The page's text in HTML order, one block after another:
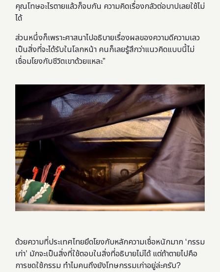
คุณโทษอะไรตายแล้วก็จบกัน ความคิดเรื่องกลัวต่อบาปเลยใช้ไม่
ได้
ส่วนหนึ่งก็เพราะศาสนาไปอธิบายเรื่องผลของความดีความเลว
เป็นสิ่งที่จะได้รับในโลกหน้า คนก็เลยรู้สึกว่าแนวคิดแบบนี้ไม่
เชื่อมโยงกับชีวิตเขาด้วยแหละ”
ด้วยความที่ประเทศไทยยึดโยงกับหลักความเชื่อหนักมาก ‘กรรม
เก่า’ มักจะเป็นสิ่งที่ใช้ตอบในสิ่งที่อธิบายไม่ได้ แต่ถ้าตายไปคือ
การชดใช้กรรม ทำไมคนถึงยังโทษกรรมเก่าอยู่ล่ะครับ?